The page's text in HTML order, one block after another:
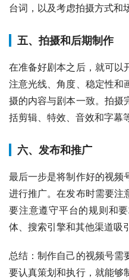
台词，以及考虑拍摄方式和
五、拍摄和后期制作
在准备好剧本之后，就可以
注意光线、角度、稳定性和
摄的内容与剧本一致。拍摄
括剪辑、特效、音效和字幕
六、发布和推广
最后一步是将制作好的视频
进行推广。在发布时需要注
要注意遵守平台的规则和
体、搜索引擎和其他渠道吸
总结：制作自己的视频号需
要认真策划和执行，就能够